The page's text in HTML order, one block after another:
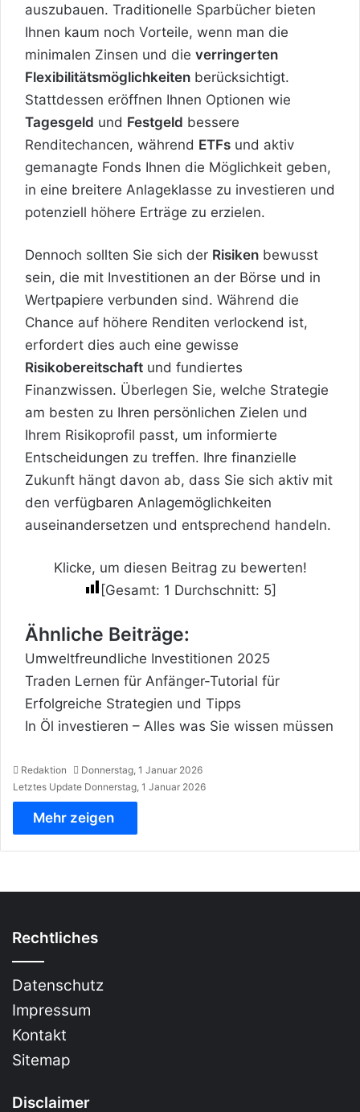
auszubauen. Traditionelle Sparbücher bieten
Ihnen kaum noch Vorteile, wenn man die
minimalen Zinsen und die verringerten
Flexibilitätsmöglichkeiten berücksichtigt.
Stattdessen eröffnen Ihnen Optionen wie
Tagesgeld und Festgeld bessere
Renditechancen, während ETFs und aktiv
gemanagte Fonds Ihnen die Möglichkeit geben,
in eine breitere Anlageklasse zu investieren und
potenziell höhere Erträge zu erzielen.
Dennoch sollten Sie sich der Risiken bewusst
sein, die mit Investitionen an der Börse und in
Wertpapiere verbunden sind. Während die
Chance auf höhere Renditen verlockend ist,
erfordert dies auch eine gewisse
Risikobereitschaft und fundiertes
Finanzwissen. Überlegen Sie, welche Strategie
am besten zu Ihren persönlichen Zielen und
Ihrem Risikoprofil passt, um informierte
Entscheidungen zu treffen. Ihre finanzielle
Zukunft hängt davon ab, dass Sie sich aktiv mit
den verfügbaren Anlagemöglichkeiten
auseinandersetzen und entsprechend handeln.
Klicke, um diesen Beitrag zu bewerten!
[Gesamt: 1 Durchschnitt: 5]
Ähnliche Beiträge:
Umweltfreundliche Investitionen 2025
Traden Lernen für Anfänger-Tutorial für
Erfolgreiche Strategien und Tipps
In Öl investieren – Alles was Sie wissen müssen
Redaktion
Donnerstag, 1 Januar 2026
Letztes Update Donnerstag, 1 Januar 2026
Mehr zeigen
Rechtliches
Datenschutz
Impressum
Kontakt
Sitemap
Disclaimer